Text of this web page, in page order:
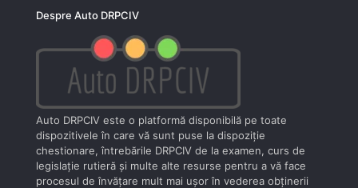
Despre Auto DRPCIV
Auto DRPCIV este o platformă disponibilă pe toate
dispozitivele în care vă sunt puse la dispoziţie
chestionare, întrebările DRPCIV de la examen, curs de
legislaţie rutieră şi multe alte resurse pentru a vă face
procesul de învăţare mult mai uşor în vederea obţinerii